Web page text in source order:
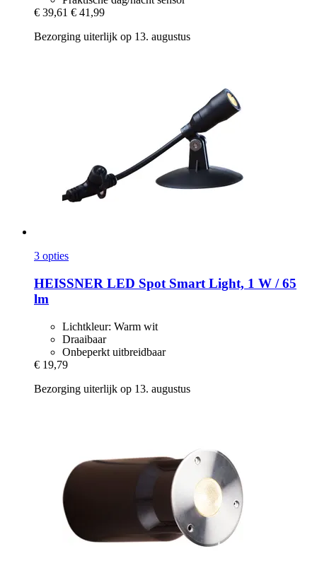
€ 39,61 € 41,99
Bezorging uiterlijk op 13. augustus
3 opties
HEISSNER LED Spot Smart Light, 1 W / 65
lm
Lichtkleur: Warm wit
Draaibaar
Onbeperkt uitbreidbaar
€ 19,79
Bezorging uiterlijk op 13. augustus